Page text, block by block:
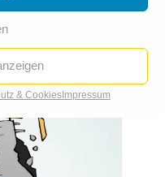
& CookiesImpressum